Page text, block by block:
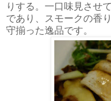
りする。一口味見させ
であり、スモークの香
守揃った逸品です。